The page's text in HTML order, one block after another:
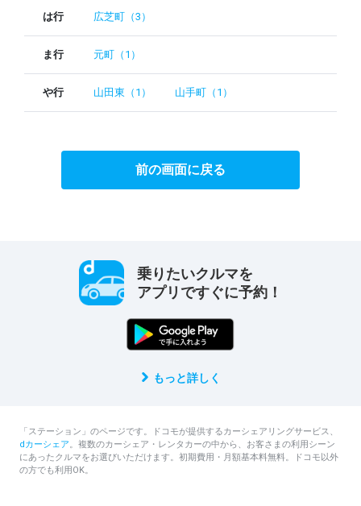
は行 広芝町（3）
ま行 元町（1）
や行 山田東（1） 山手町（1）
前の画面に戻る
乗りたいクルマを
アプリですぐに予約！
もっと詳しく
「ステーション」のページです。ドコモが提供するカーシェアリングサービス、
dカーシェア。複数のカーシェア・レンタカーの中から、お客さまの利用シーン
にあったクルマをお選びいただけます。初期費用・月額基本料無料。ドコモ以外
の方でも利用OK。